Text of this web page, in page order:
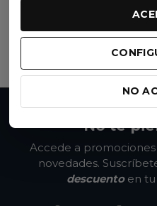
NO
Ver opciones
No te
Accede a promociones
novedades.
descuentoen tu